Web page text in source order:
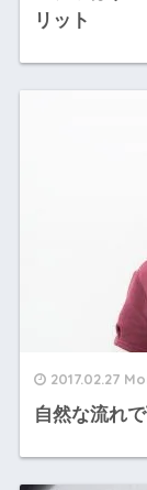
リット
2017.02.27
自然な流れ